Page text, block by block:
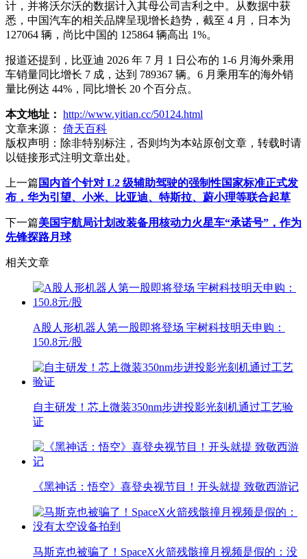
计，并将沃尔沃的数据计入其母公司吉利之中。从数据中获
悉，中国汽车的相关品牌呈现增长趋势，截至 4 月，日本为
127064 辆，尚比中国的 125864 辆高出 1%。
报道还提到，比亚迪 2026 年 7 月 1 日公布的 1-6 月海外乘用
车销量同比增长 7 成，达到 789367 辆。6 月乘用车的海外销
量比例达 44%，同比增长 20 个百分点。
本文地址： http://www.yitian.cc/50124.html
文章来源：
倚天百科
版权声明： 除非特别标注，否则均为本站原创文章，转载时请
以链接形式注明文章出处。
上一篇 国内首个针对 L2 级辅助驾驶的强制性国家标准正式发
布，华为引望、小米、比亚迪、特斯拉、蔚小理等联合起草
下一篇美国宇航局计划改装备用核动力火星车“承诺号”，作为
先锋探路月球
相关文章
A股人形机器人第一股即将登场 宇树科技明天申购：
150.8元/股
自主研发！芯上微装350nm步进投影光刻机通过工艺验
证
《黑神话：悟空》喜登央视节目！开头就提 致敬西游记
马斯克也被骗了！SpaceX火箭残骸撞月视频是假的：没